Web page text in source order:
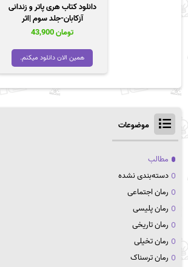
دانلود کتاب هری پاتر و زندانی
آزکابان-جلد سوم |اثر
جی.کی.رولینگ
تومان
همین الان دانلود میکنم.
موضوعات
مطالب
دسته‌بندی نشده
رمان اجتماعی
رمان پلیسی
رمان تاریخی
رمان تخیلی
رمان ترسناک